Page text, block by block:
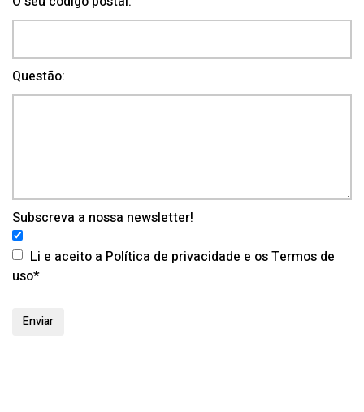
Questão:
Subscreva a nossa newsletter!
Li e aceito a Política de privacidade e os Termos de
uso*